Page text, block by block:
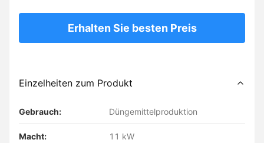
Erhalten Sie besten Preis
Einzelheiten zum Produkt
Gebrauch: Düngemittelproduktion
Macht: 11 kW